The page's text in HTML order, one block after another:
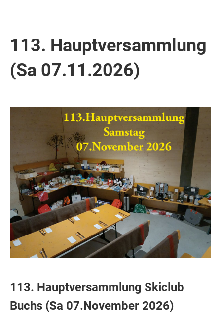
113. Hauptversammlung
(Sa 07.11.2026)
113. Hauptversammlung Skiclub
Buchs (Sa 07.November 2026)